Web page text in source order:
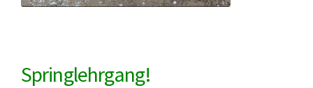
Springlehrgang!